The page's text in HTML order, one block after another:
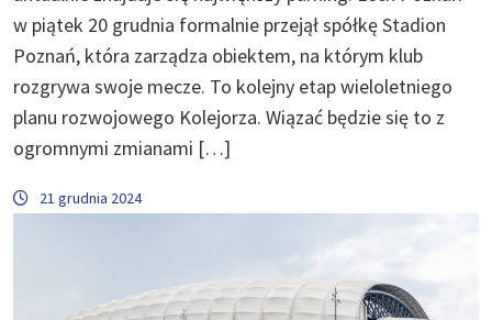
w piątek 20 grudnia formalnie przejął spółkę Stadion
Poznań, która zarządza obiektem, na którym klub
rozgrywa swoje mecze. To kolejny etap wieloletniego
planu rozwojowego Kolejorza. Wiązać będzie się to z
ogromnymi zmianami […]
21 grudnia 2024